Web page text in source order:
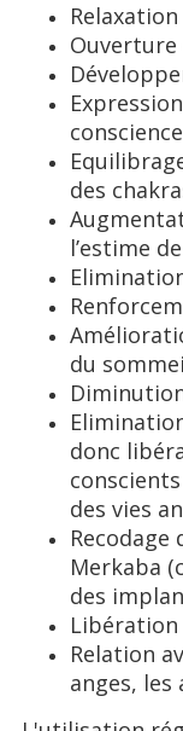
des
l’estime
du
donc
des vies
Recodage
Merkaba
des
Relation
anges, les